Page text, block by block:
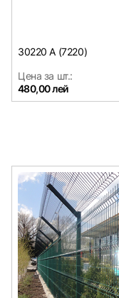
30220 A (7220)
Цена за шт.:
480,00 лей